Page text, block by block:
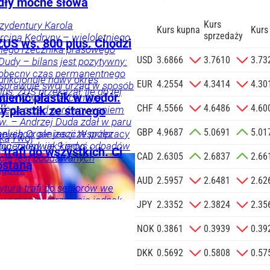
na
na podany
o.o. w imieniu
zlecenie jej
SIĘ
Karola
Kędryny – wieloletniego
rzecznika prasowego
– bilans jest pozytywny:
czas permanentnego
swój urząd w sposób
wyzwań – akcentuje.
przed porównywaniem
– Andrzej Duda zdał w paru
ale jeszcze przez
jak kiedyś
a po latach się to zmieniło
Andrzeja Dudy.
ws. 800 plus. Chodzi
nowy okres
ZUS przekazał, ile do tej
Twój
plastik w wodór.
plastik ze starego
Organizacji Współpracy
zaledwie 9 proc. odpadów
jest poddawanych
do wszystkich. Ci
trafi do seniorów we
emeryci otrzymają jednak
Kurs kupna Kurs
sprzedaży
USD 3.6866 3.7610
EUR 4.2554 4.3414
CHF 4.5566 4.6486
GBP 4.9687 5.0691
CAD 2.6305 2.6837
AUD 2.5957 2.6481
JPY 2.3352 2.3824
NOK 0.3861 0.3939
DKK 0.5692 0.5808